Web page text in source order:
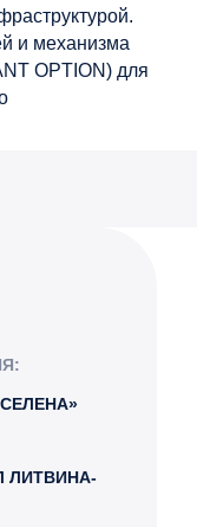
и механизма
OPTION) для
ЛИТВИНА-